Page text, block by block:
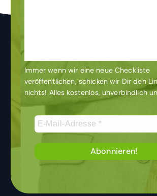
Laufenden
Immer wenn wir eine neue Checkliste
veröffentlichen, schicken wir Dir den
nichts! Alles kostenlos, unverbindlich